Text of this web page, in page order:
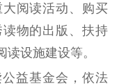
文明培育
阅读活动、购买
物的出版、扶持
设施建设等。
益基金会，依法